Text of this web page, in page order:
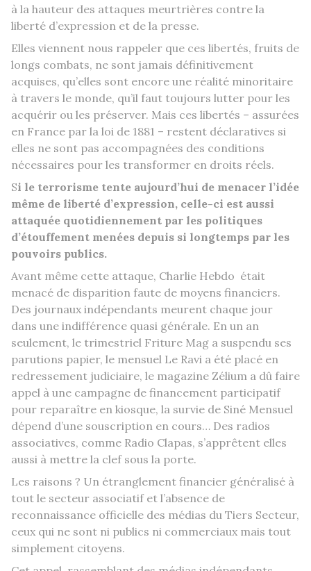
à la hauteur des attaques meurtrières contre la
liberté d’expression et de la presse.
Elles viennent nous rappeler que ces libertés, fruits de
longs combats, ne sont jamais définitivement
acquises, qu’elles sont encore une réalité minoritaire
à travers le monde, qu’il faut toujours lutter pour les
acquérir ou les préserver. Mais ces libertés – assurées
en France par la loi de 1881 – restent déclaratives si
elles ne sont pas accompagnées des conditions
nécessaires pour les transformer en droits réels.
Si le terrorisme tente aujourd’hui de menacer l’idée
même de liberté d’expression, celle-ci est aussi
attaquée quotidiennement par les politiques
d’étouffement menées depuis si longtemps par les
pouvoirs publics.
Avant même cette attaque, Charlie Hebdo était
menacé de disparition faute de moyens financiers.
Des journaux indépendants meurent chaque jour
dans une indifférence quasi générale. En un an
seulement, le trimestriel Friture Mag a suspendu ses
parutions papier, le mensuel Le Ravi a été placé en
redressement judiciaire, le magazine Zélium a dû faire
appel à une campagne de financement participatif
pour reparaître en kiosque, la survie de Siné Mensuel
dépend d’une souscription en cours… Des radios
associatives, comme Radio Clapas, s’apprêtent elles
aussi à mettre la clef sous la porte.
Les raisons ? Un étranglement financier généralisé à
tout le secteur associatif et l’absence de
reconnaissance officielle des médias du Tiers Secteur,
ceux qui ne sont ni publics ni commerciaux mais tout
simplement citoyens.